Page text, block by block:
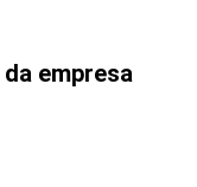
empresa